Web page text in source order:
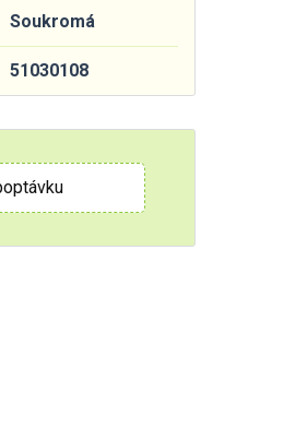
Soukromá
51030108